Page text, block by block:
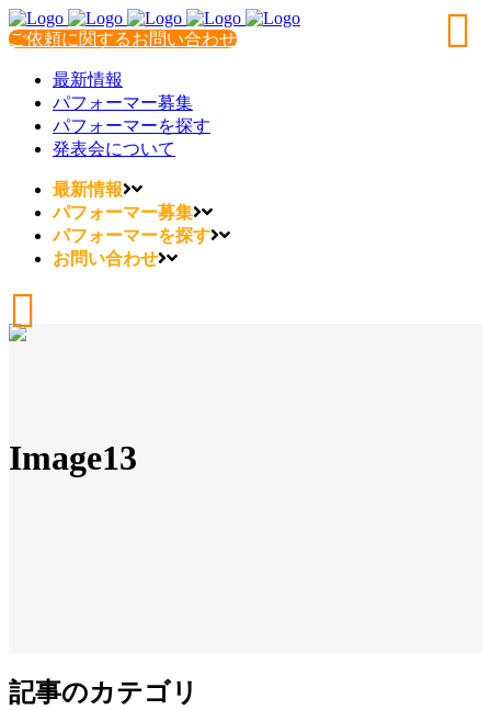
ご依頼に関するお問い合わせ
最新情報
パフォーマー募集
パフォーマーを探す
発表会について
最新情報
パフォーマー募集
パフォーマーを探す
お問い合わせ
Image13
記事のカテゴリ